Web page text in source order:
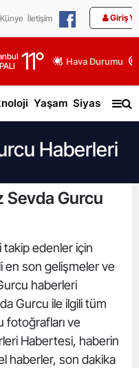
Künye İletişim Giriş
11° Hava Durumu
Yaşam Siyaset
Haberleri
Sevda Gurcu
edenler için
en son gelişmeler ve
haberleri
Gurcu ile ilgili tüm
fotoğrafları ve
Habertesi, haberin
haberler, son dakika